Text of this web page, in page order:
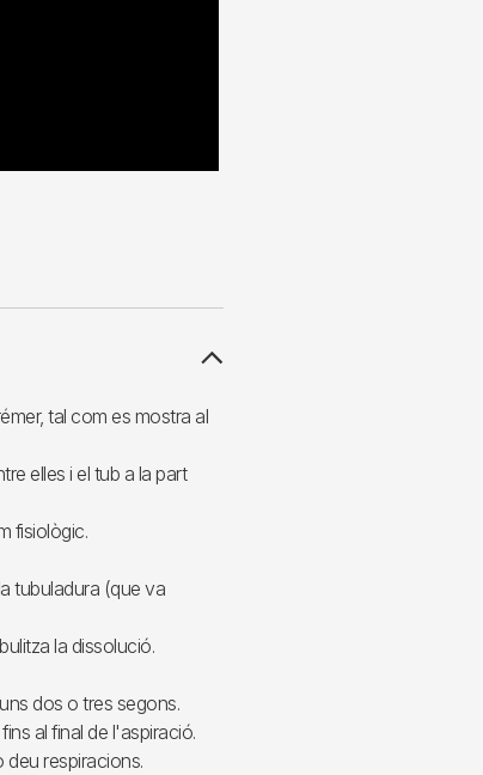
tal com es mostra al
elles i el tub a la part
fisiològic.
tubuladura (que va
la dissolució.
dos o tres segons.
al final de l'aspiració.
deu respiracions.